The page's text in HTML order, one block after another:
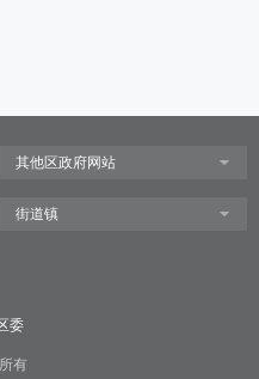
委
有